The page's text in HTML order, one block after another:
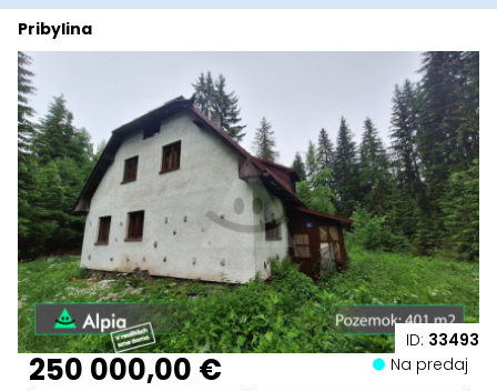
ID: 33493
Pribylina
250 000,00 € Na predaj